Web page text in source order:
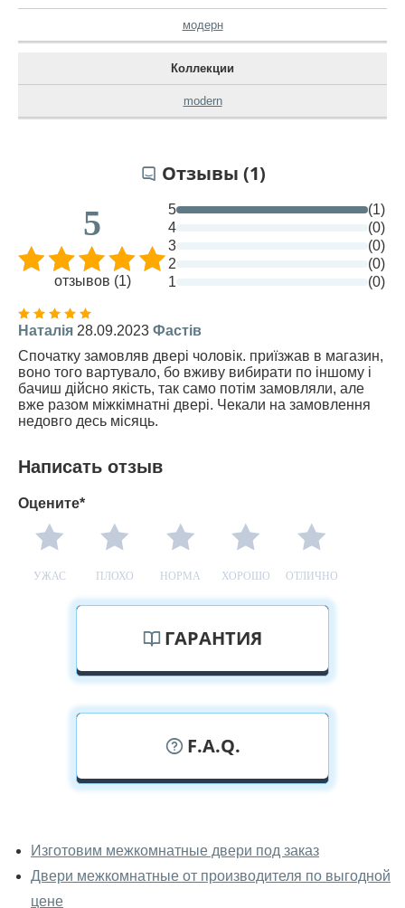
модерн
Коллекции
modern
Отзывы (1)
5
отзывов (1)
5
(1)
4
(0)
3
(0)
2
(0)
1
(0)
Наталія 28.09.2023 Фастів
Спочатку замовляв двері чоловік. приїзжав в магазин,
воно того вартувало, бо вживу вибирати по іншому і
бачиш дійсно якість, так само потім замовляли, але
вже разом міжкімнатні двері. Чекали на замовлення
недовго десь місяць.
Написать отзыв
Оцените*
УЖАС ПЛОХО НОРМА ХОРОШО ОТЛИЧНО
ГАРАНТИЯ
F.A.Q.
межкомнатные двери фаворит
вживую?
Да, можно посмотреть межкомнатные двери фаворит
Изготовим межкомнатные двери под заказ
Двери межкомнатные от производителя по выгодной
цене